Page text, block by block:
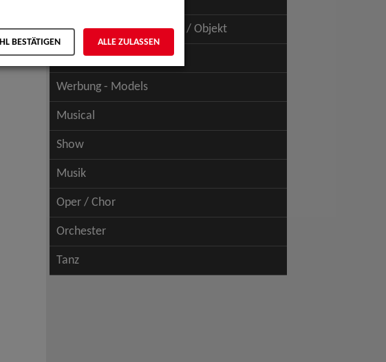
Schauspiel - Figur / Puppe / Objekt
Werbung - Talents
Werbung - Models
Musical
Show
Musik
Oper / Chor
Orchester
Tanz
BESTÄTIGEN ALLE ZULASSEN